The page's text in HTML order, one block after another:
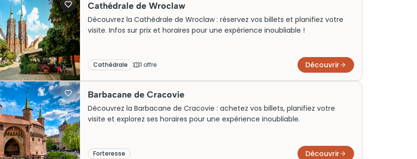
Cathédrale de Wroclaw
Découvrez la Cathédrale de Wroclaw : réservez vos billets et planifiez votre
visite. Infos sur prix et horaires pour une expérience inoubliable !
Cathédrale 1 offre Découvrir
Barbacane de Cracovie
Découvrez la Barbacane de Cracovie : achetez vos billets, planifiez votre
visite et explorez ses horaires pour une expérience inoubliable.
Forteresse Découvrir